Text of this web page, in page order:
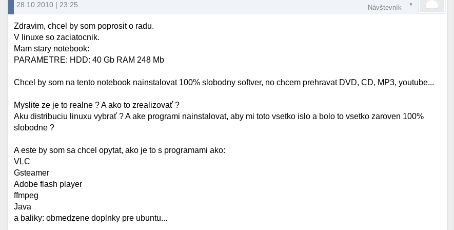
28.10.2010 | 23:25 Návštevník
Zdravim, chcel by som poprosit o radu.
V linuxe so zaciatocnik.
Mam stary notebook:
PARAMETRE: HDD: 40 Gb RAM 248 Mb
Chcel by som na tento notebook nainstalovat 100% slobodny softver, no chcem prehravat DVD, CD, MP3, youtube...
Myslite ze je to realne ? A ako to zrealizovať ?
Aku distribuciu linuxu vybrať ? A ake programi nainstalovat, aby mi toto vsetko islo a bolo to vsetko zaroven 100%
slobodne ?
A este by som sa chcel opytat, ako je to s programami ako:
VLC
Gsteamer
Adobe flash player
ffmpeg
Java
a baliky: obmedzene doplnky pre ubuntu...